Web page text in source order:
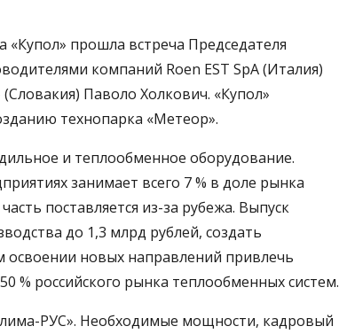
прошла встреча Председателя
компаний Roen EST SpA (Италия)
Паволо Холкович. «Купол»
технопарка «Метеор».
и теплообменное оборудование.
занимает всего 7 % в доле рынка
поставляется из-за рубежа. Выпуск
до 1,3 млрд рублей, создать
новых направлений привлечь
% российского рынка теплообменных систем.
РУС». Необходимые мощности, кадровый